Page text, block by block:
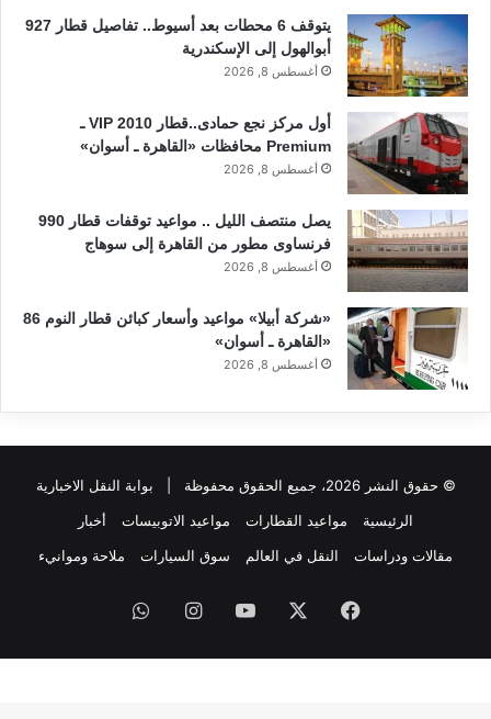
يتوقف 6 محطات بعد أسيوط.. تفاصيل قطار 927
أبوالهول إلى الإسكندرية
أغسطس 8, 2026
أول مركز نجع حمادى..قطار 2010 VIP ـ
Premium محافظات «القاهرة ـ أسوان»
أغسطس 8, 2026
يصل منتصف الليل .. مواعيد توقفات قطار 990
فرنساوى مطور من القاهرة إلى سوهاج
أغسطس 8, 2026
«شركة أبيلا» مواعيد وأسعار كبائن قطار النوم 86
«القاهرة ـ أسوان»
أغسطس 8, 2026
© حقوق النشر 2026، جميع الحقوق محفوظة |
بوابة النقل الاخبارية
الرئيسية
مواعيد القطارات مواعيد الاتوبيسات
أخبار
مقالات ودراسات
النقل في العالم سوق السيارات ملاحة وموانيء
فيسبوك ‫YouTubeانستقرام